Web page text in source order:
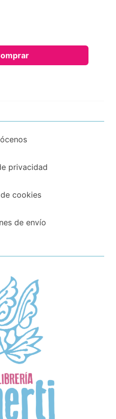
privacidad
cookies
de envío